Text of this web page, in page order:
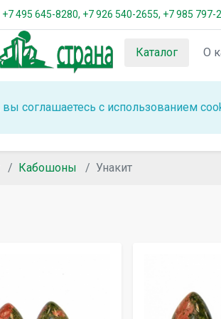
+7 495 645-8280, +7 926 540-2655, +7 985 797-
Каталог О
вы соглашаетесь с использованием
Кабошоны Унакит